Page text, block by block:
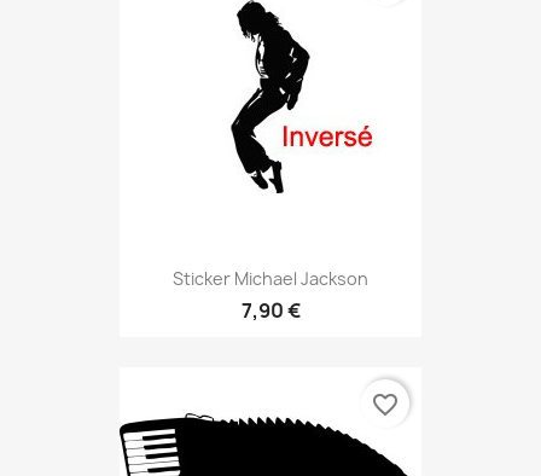
Sticker Michael Jackson
7,90 €
favorite_border